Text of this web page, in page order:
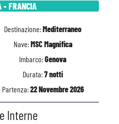
- FRANCIA
Destinazione:Mediterraneo
Nave:MSC Magnifica
Imbarco:Genova
Durata:7 notti
Partenza:22 Novembre 2026
Interne